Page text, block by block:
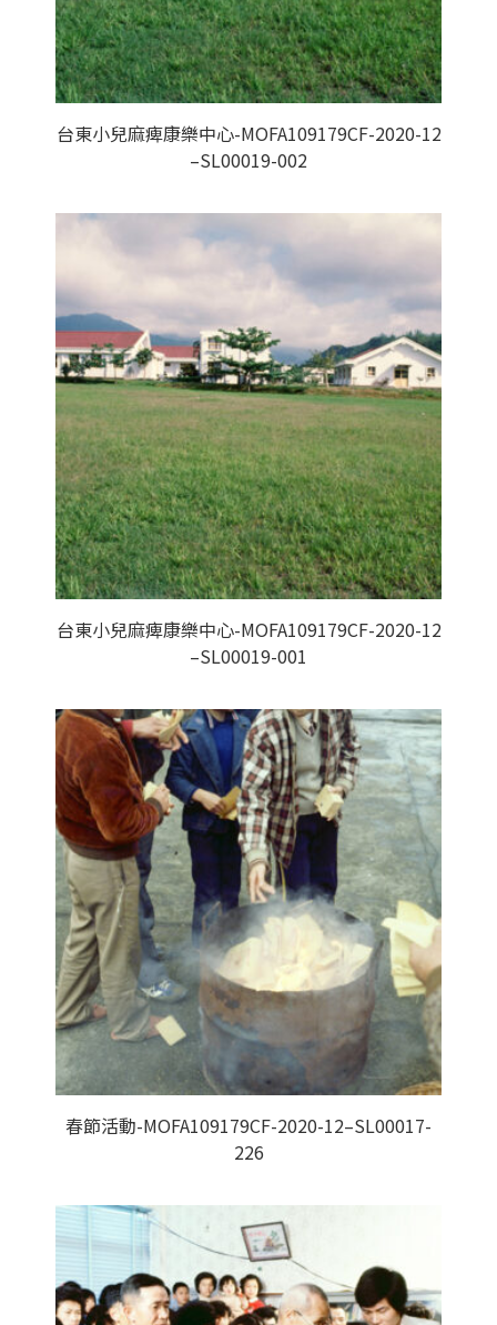
台東小兒麻痺康樂中心-MOFA109179CF-2020-12
–SL00019-002
台東小兒麻痺康樂中心-MOFA109179CF-2020-12
–SL00019-001
春節活動-MOFA109179CF-2020-12–SL00017-
226